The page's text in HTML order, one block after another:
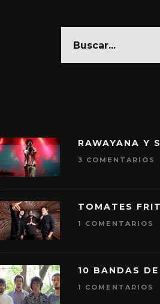
RAWAYANA Y
3 COMENTARIOS
TOMATES
1 COMENTARIOS
10 BANDAS
1 COMENTARIOS